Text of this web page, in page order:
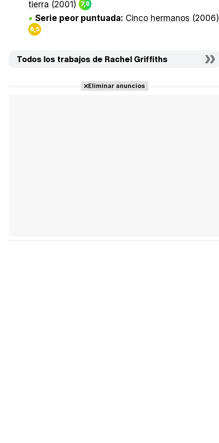
tierra (2001) 7,8
Serie peor puntuada: Cinco hermanos (2006)
6,5
Todos los trabajos de Rachel Griffiths
Eliminar anuncios